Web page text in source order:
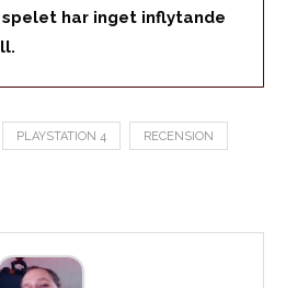
har inget inflytande
PLAYSTATION 4 RECENSION